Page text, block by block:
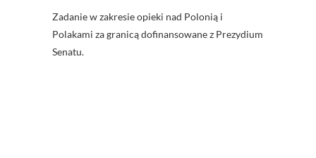
Zadanie w zakresie opieki nad Polonią i
Polakami za granicą dofinansowane z Prezydium
Senatu.